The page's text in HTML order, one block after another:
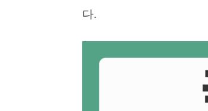
다.